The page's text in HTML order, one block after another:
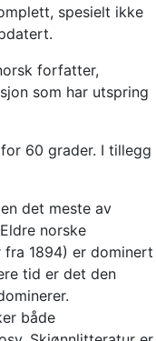
spesielt ikke
forfatter,
som har utspring
60 grader. I tillegg
det meste av
norske
1894) er dominert
tid er det den
både